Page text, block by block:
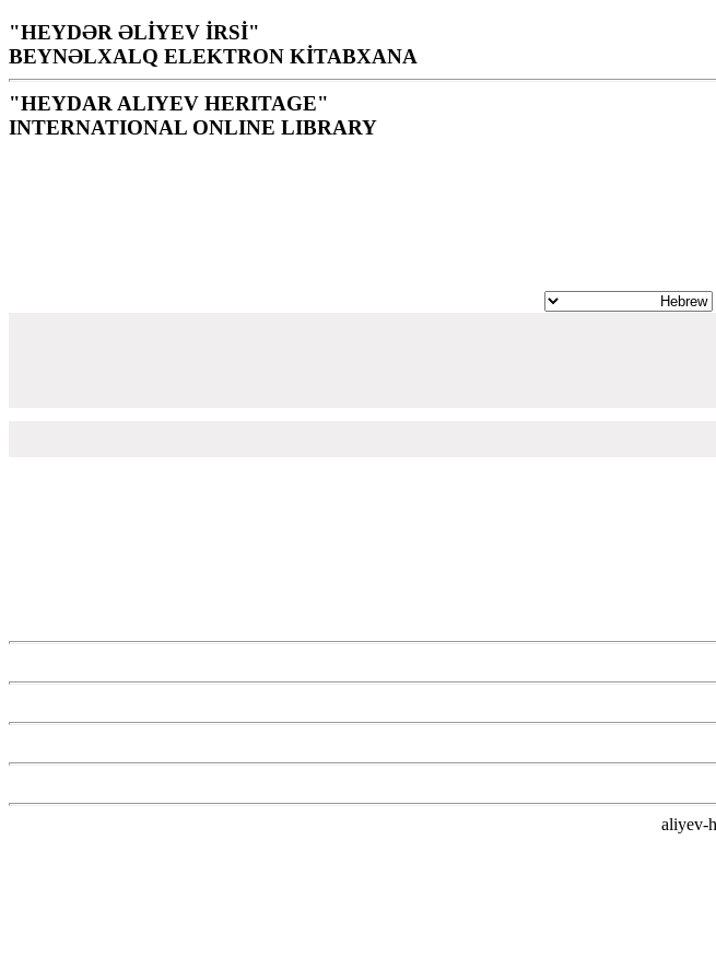
"HEYDƏR ƏLİYEV İRSİ"
BEYNƏLXALQ ELEKTRON KİTABXANA
"HEYDAR ALIYEV HERITAGE"
INTERNATIONAL ONLINE LIBRARY